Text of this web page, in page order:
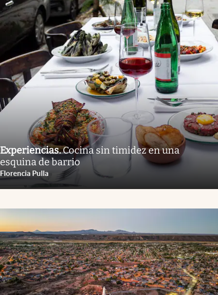
Experiencias.Cocina sin timidez en una
esquina de barrio
Florencia Pulla